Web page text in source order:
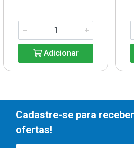
Adicionar
Cadastre-se para
ofertas!